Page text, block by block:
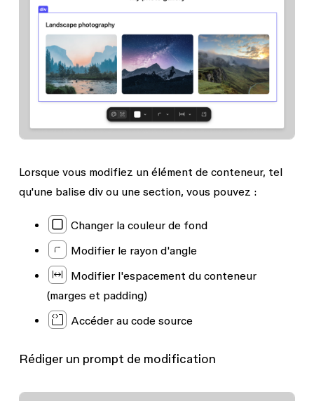
Lorsque vous modifiez un élément de conteneur, tel
qu'une balise div ou une section, vous pouvez :
Changer la couleur de fond
Modifier le rayon d'angle
Modifier l'espacement du conteneur
(marges et padding)
Accéder au code source
Rédiger un prompt de modification